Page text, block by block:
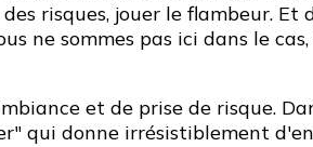
risques, jouer le flambeur.
ne sommes pas ici dans le
et de prise de risque.
qui donne irrésistiblement